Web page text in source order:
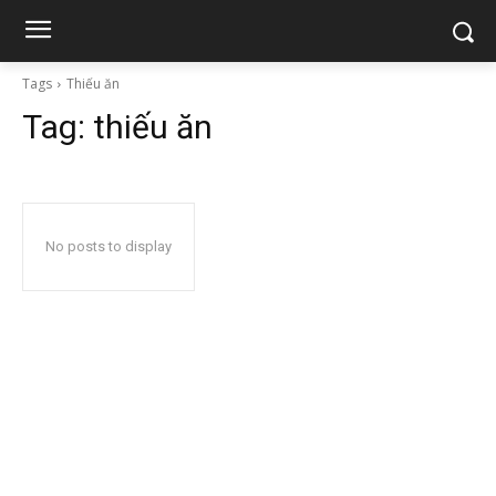
Tags Thiếu ăn
Tag: thiếu ăn
No posts to display